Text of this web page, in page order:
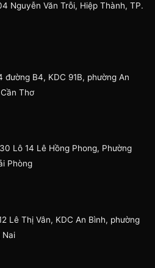
Nguyễn Văn Trỗi, Hiệp Thành, TP.
đường B4, KDC 91B, phường An
Thơ
Lô 14 Lê Hồng Phong, Phường
Phòng
Lê Thị Vân, KDC An Bình, phường
Nai